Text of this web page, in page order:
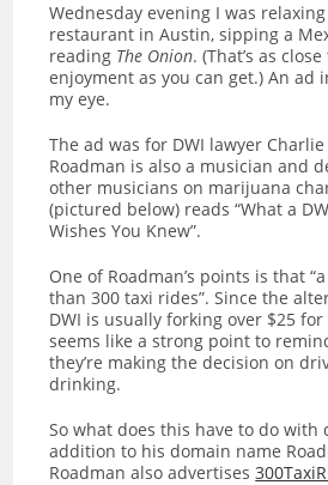
Wednesday evening I was
restaurant in Austin, sipping a
reading The Onion. (That’s as
enjoyment as you can get.) An ad
my eye.
The ad was for DWI lawyer
Roadman is also a musician and
other musicians on marijuana
(pictured below) reads “What a
Wishes You Knew”.
One of Roadman’s points is that
than 300 taxi rides”. Since the
DWI is usually forking over $25
seems like a strong point to
they’re making the decision on
drinking.
So what does this have to do with
addition to his domain name
Roadman also advertises